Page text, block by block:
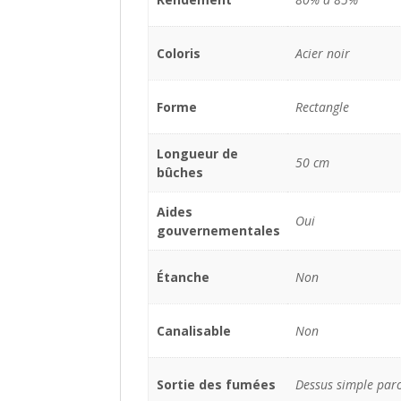
Coloris Acier noir
Forme Rectangle
Longueur de
bûches
50 cm
Aides
gouvernementales
Oui
Étanche Non
Canalisable Non
Sortie des fumées Dessus simple